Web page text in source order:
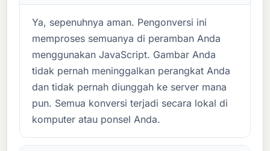
Ya, sepenuhnya aman. Pengonversi ini
memproses semuanya di peramban Anda
menggunakan JavaScript. Gambar Anda
tidak pernah meninggalkan perangkat Anda
dan tidak pernah diunggah ke server mana
pun. Semua konversi terjadi secara lokal di
komputer atau ponsel Anda.